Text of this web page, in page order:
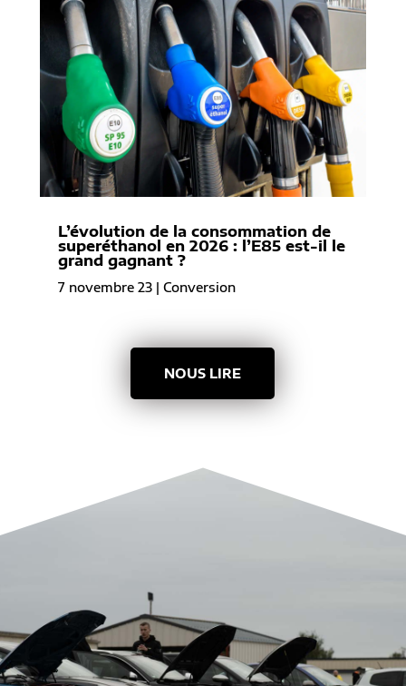
L’évolution de la consommation de
superéthanol en 2026 : l’E85 est-il le
grand gagnant ?
7 novembre 23| Conversion
NOUS LIRE